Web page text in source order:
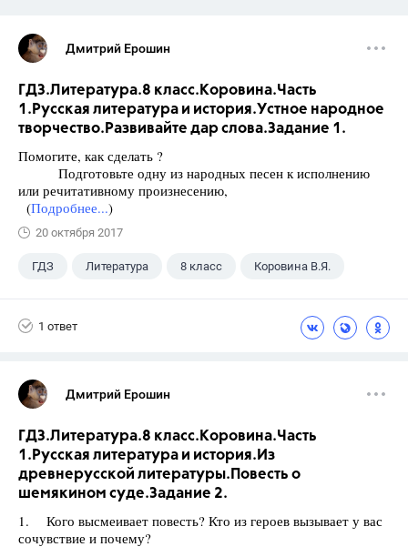
Дмитрий Ерошин
ГДЗ.Литература.8 класс.Коровина.Часть
1.Русская литература и история.Устное народное
творчество.Развивайте дар слова.Задание 1.
Помогите, как сделать ?
Подготовьте одну из народных песен к исполнению
или речитативному произнесению,
(Подробнее...)
20 октября 2017
ГДЗ Литература 8 класс Коровина В.Я.
1 ответ
Дмитрий Ерошин
ГДЗ.Литература.8 класс.Коровина.Часть
1.Русская литература и история.Из
древнерусской литературы.Повесть о
шемякином суде.Задание 2.
1. Кого высмеивает повесть? Кто из героев вызывает у вас
сочувствие и почему?